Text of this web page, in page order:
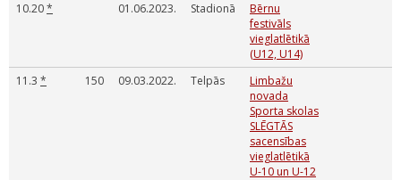
10.20* 01.06.2023. Stadionā
Bērnu
festivāls
vieglatlētikā
(U12, U14)
11.3 * 150 09.03.2022. Telpās
Limbažu
novada
Sporta skolas
SLĒGTĀS
sacensības
vieglatlētikā
U-10 un U-12